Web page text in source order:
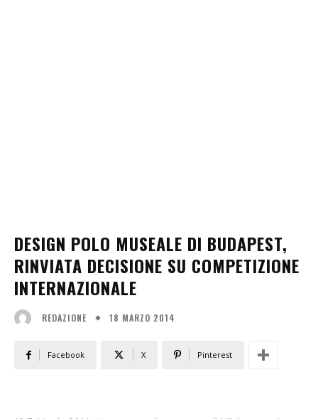
DESIGN POLO MUSEALE DI BUDAPEST,
RINVIATA DECISIONE SU COMPETIZIONE
INTERNAZIONALE
REDAZIONE 18 MARZO 2014
Facebook X Pinterest